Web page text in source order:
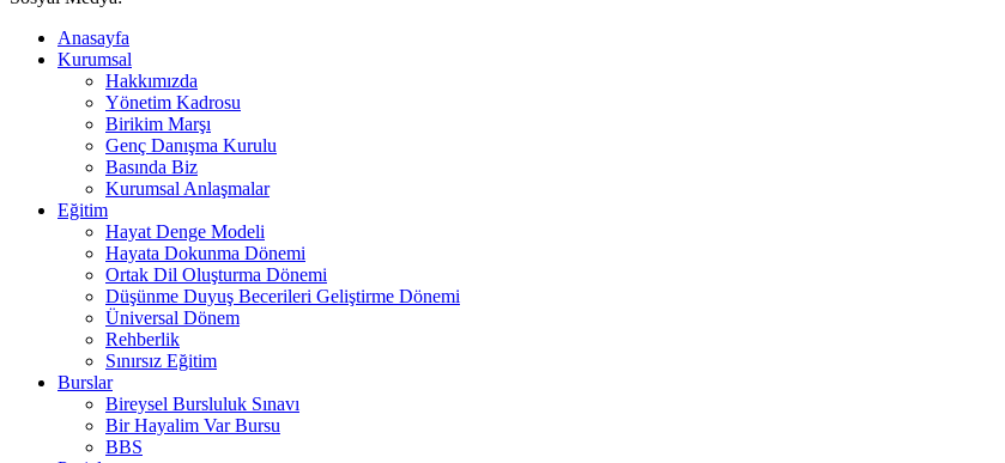
Anasayfa
Kurumsal
Hakkımızda
Yönetim Kadrosu
Birikim Marşı
Genç Danışma Kurulu
Basında Biz
Kurumsal Anlaşmalar
Eğitim
Hayat Denge Modeli
Hayata Dokunma Dönemi
Ortak Dil Oluşturma Dönemi
Düşünme Duyuş Becerileri Geliştirme Dönemi
Üniversal Dönem
Rehberlik
Sınırsız Eğitim
Burslar
Bireysel Bursluluk Sınavı
Bir Hayalim Var Bursu
BBS